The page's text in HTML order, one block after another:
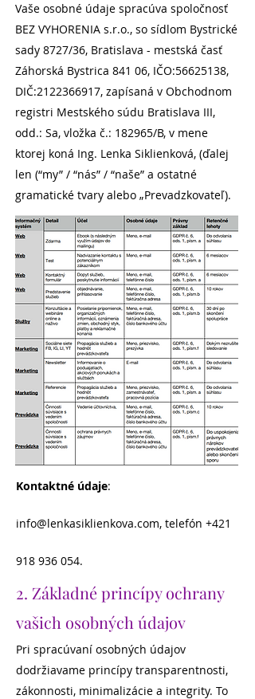
Vaše osobné údaje spracúva spoločnosť
BEZ VYHORENIA s.r.o., so sídlom Bystrické
sady 8727/36, Bratislava - mestská časť
Záhorská Bystrica 841 06, IČO:56625138,
DIČ:2122366917, zapísaná v Obchodnom
registri Mestského súdu Bratislava III,
odd.: Sa, vložka č.: 182965/B, v mene
ktorej koná Ing. Lenka Siklienková, (ďalej
len (“my” / “nás” / “naše” a ostatné
gramatické tvary alebo „Prevadzkovateľ).
Kontaktné údaje:
info@lenkasiklienkova.com, telefón +421
918 936 054.
2. Základné princípy ochrany
vašich osobných údajov
Pri spracúvaní osobných údajov
dodržiavame princípy transparentnosti,
zákonnosti, minimalizácie a integrity. To